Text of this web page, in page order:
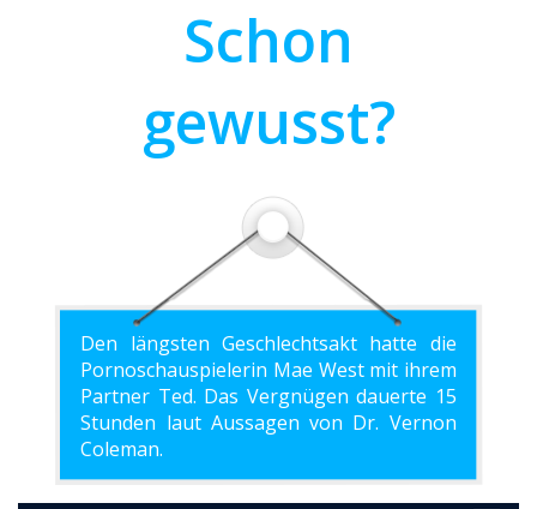
Schon
gewusst?
Den längsten Geschlechtsakt hatte die
Pornoschauspielerin Mae West mit ihrem
Partner Ted. Das Vergnügen dauerte 15
Stunden laut Aussagen von Dr. Vernon
Coleman.